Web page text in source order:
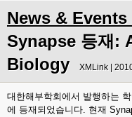
News &
Synapse 등재:
Biology
XMLink |
대한해부학회에서 발행하는
에 등재되었습니다. 현재